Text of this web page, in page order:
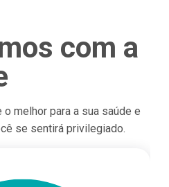
com a
melhor para a sua saúde e
se sentirá privilegiado.